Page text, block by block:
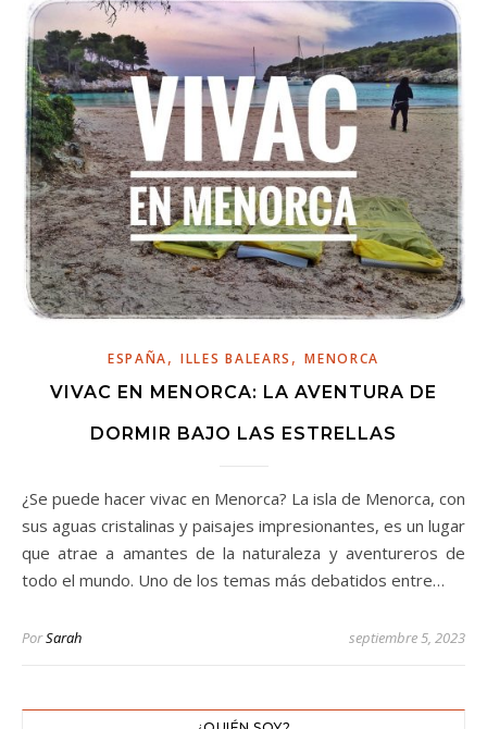
ESPAÑA,ILLES BALEARS ,MENORCA
VIVAC EN MENORCA: LA AVENTURA DE
DORMIR BAJO LAS ESTRELLAS
¿Se puede hacer vivac en Menorca? La isla de Menorca, con
sus aguas cristalinas y paisajes impresionantes, es un lugar
que atrae a amantes de la naturaleza y aventureros de
todo el mundo. Uno de los temas más debatidos entre…
PorSarah septiembre 5, 2023